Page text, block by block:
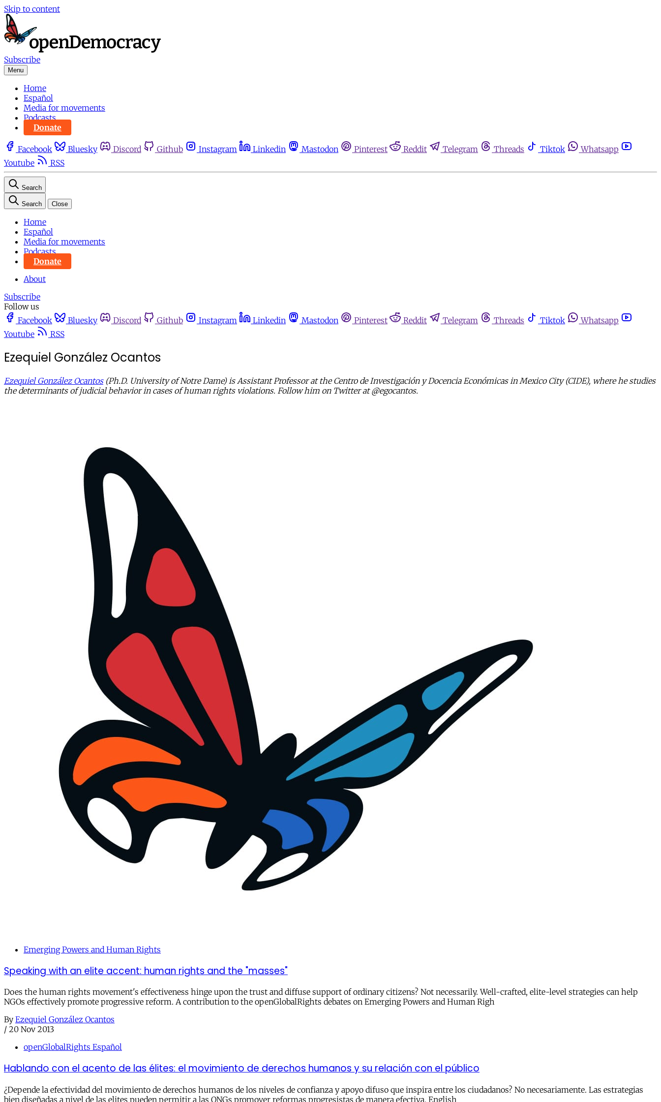
Skip to content
Subscribe
Menu
Home
Español
Media for movements
Podcasts
Donate
Facebook Bluesky Discord Github Instagram Linkedin Mastodon Pinterest Reddit Telegram Threads Tiktok
Whatsapp
Youtube
RSS
Search
Search Close
Home
Español
Media for movements
Podcasts
Donate
About
Subscribe
Follow us
Facebook
Bluesky Discord Github Instagram Linkedin Mastodon Pinterest Reddit Telegram Threads Tiktok
Whatsapp
Youtube
RSS
Ezequiel González Ocantos
Ezequiel González Ocantos(Ph.D. University of Notre Dame) is Assistant Professor at the Centro de Investigación y Docencia Económicas in Mexico City (CIDE), where he studies
the determinants of judicial behavior in cases of human rights violations. Follow him on Twitter at @egocantos.
Emerging Powers and Human Rights
Speaking with an elite accent: human rights and the "masses"
Does the human rights movement's effectiveness hinge upon the trust and diffuse support of ordinary citizens? Not necessarily. Well-crafted, elite-level strategies can help
NGOs effectively promote progressive reform. A contribution to the openGlobalRights debates on Emerging Powers and Human Righ
By Ezequiel González Ocantos
/ 20 Nov 2013
openGlobalRights Español
Hablando con el acento de las élites: el movimiento de derechos humanos y su relación con el público
¿Depende la efectividad del movimiento de derechos humanos de los niveles de confianza y apoyo difuso que inspira entre los ciudadanos? No necesariamente. Las estrategias
bien diseñadas a nivel de las elites pueden permitir a las ONGs promover reformas progresistas de manera efectiva. English